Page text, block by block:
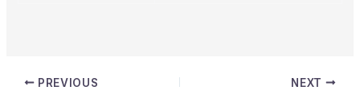
PREVIOUS NEXT